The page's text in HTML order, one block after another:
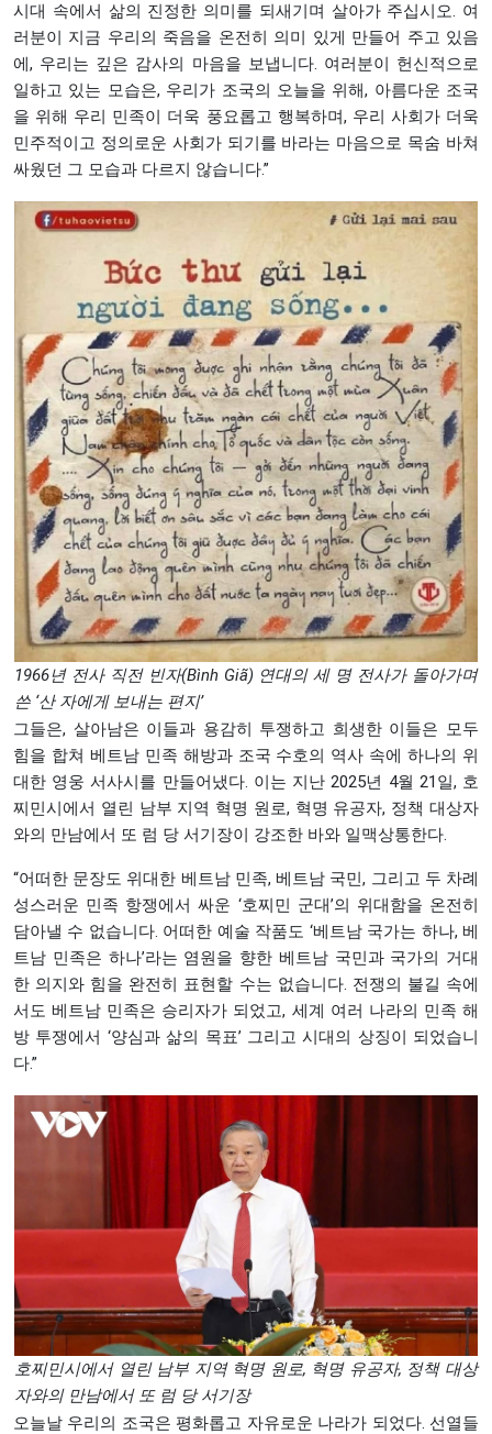
시대 속에서 삶의 진정한 의미를 되새기며 살아가 주십시오. 여
러분이 지금 우리의 죽음을 온전히 의미 있게 만들어 주고 있음
에, 우리는 깊은 감사의 마음을 보냅니다. 여러분이 헌신적으로
일하고 있는 모습은, 우리가 조국의 오늘을 위해, 아름다운 조국
을 위해 우리 민족이 더욱 풍요롭고 행복하며, 우리 사회가 더욱
민주적이고 정의로운 사회가 되기를 바라는 마음으로 목숨 바쳐
싸웠던 그 모습과 다르지 않습니다.”
1966년 전사 직전 빈자(Bình Giã) 연대의 세 명 전사가 돌아가며
쓴 ‘산 자에게 보내는 편지’
그들은, 살아남은 이들과 용감히 투쟁하고 희생한 이들은 모두
힘을 합쳐 베트남 민족 해방과 조국 수호의 역사 속에 하나의 위
대한 영웅 서사시를 만들어냈다. 이는 지난 2025년 4월 21일, 호
찌민시에서 열린 남부 지역 혁명 원로, 혁명 유공자, 정책 대상자
와의 만남에서 또 럼 당 서기장이 강조한 바와 일맥상통한다.
“어떠한 문장도 위대한 베트남 민족, 베트남 국민, 그리고 두 차례
성스러운 민족 항쟁에서 싸운 ‘호찌민 군대’의 위대함을 온전히
담아낼 수 없습니다. 어떠한 예술 작품도 ‘베트남 국가는 하나, 베
트남 민족은 하나’라는 염원을 향한 베트남 국민과 국가의 거대
한 의지와 힘을 완전히 표현할 수는 없습니다. 전쟁의 불길 속에
서도 베트남 민족은 승리자가 되었고, 세계 여러 나라의 민족 해
방 투쟁에서 ‘양심과 삶의 목표’ 그리고 시대의 상징이 되었습니
다.”
호찌민시에서 열린 남부 지역 혁명 원로, 혁명 유공자, 정책 대상
자와의 만남에서 또 럼 당 서기장
오늘날 우리의 조국은 평화롭고 자유로운 나라가 되었다. 선열들